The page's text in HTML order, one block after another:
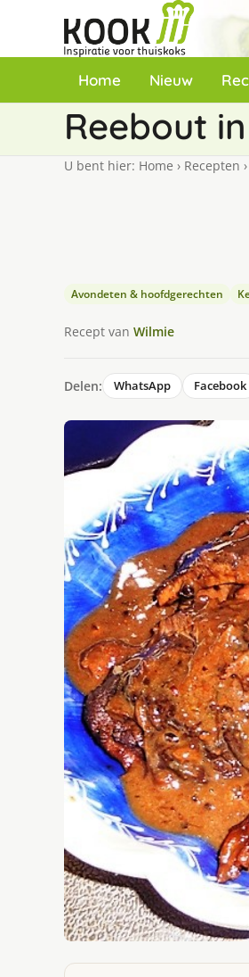
Home Nieuw
Reebout
U bent hier: Home › Recepten ›
Avondeten & hoofdgerechten
Recept van Wilmie
Delen: WhatsApp Facebook